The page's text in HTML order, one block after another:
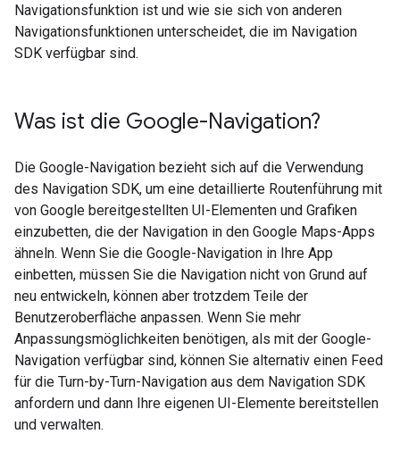
Navigationsfunktion ist und wie sie sich von anderen
Navigationsfunktionen unterscheidet, die im Navigation
SDK verfügbar sind.
Was ist die Google-Navigation?
Die Google-Navigation bezieht sich auf die Verwendung
des Navigation SDK, um eine detaillierte Routenführung mit
von Google bereitgestellten UI-Elementen und Grafiken
einzubetten, die der Navigation in den Google Maps-Apps
ähneln. Wenn Sie die Google-Navigation in Ihre App
einbetten, müssen Sie die Navigation nicht von Grund auf
neu entwickeln, können aber trotzdem Teile der
Benutzeroberfläche anpassen. Wenn Sie mehr
Anpassungsmöglichkeiten benötigen, als mit der Google-
Navigation verfügbar sind, können Sie alternativ einen Feed
für die Turn-by-Turn-Navigation aus dem Navigation SDK
anfordern und dann Ihre eigenen UI-Elemente bereitstellen
und verwalten.